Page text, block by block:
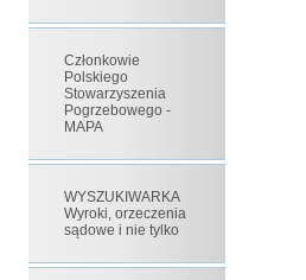
Członkowie
Polskiego
Stowarzyszenia
Pogrzebowego -
MAPA
WYSZUKIWARKA
Wyroki, orzeczenia
sądowe i nie tylko